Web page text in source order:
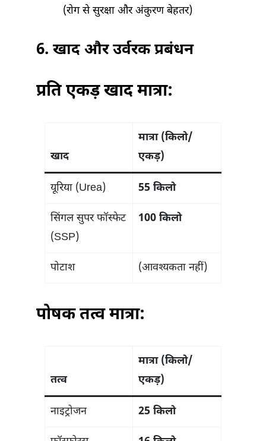
(रोग से सुरक्षा और अंकुरण बेहतर)
6. खाद और उर्वरक प्रबंधन
प्रति एकड़ खाद मात्रा:
खाद
मात्रा (किलो/
एकड़)
यूरिया (Urea) 55 किलो
सिंगल सुपर फॉस्फेट
(SSP)
100 किलो
पोटाश (आवश्यकता नहीं)
पोषक तत्व मात्रा:
तत्व
मात्रा (किलो/
एकड़)
नाइट्रोजन 25 किलो